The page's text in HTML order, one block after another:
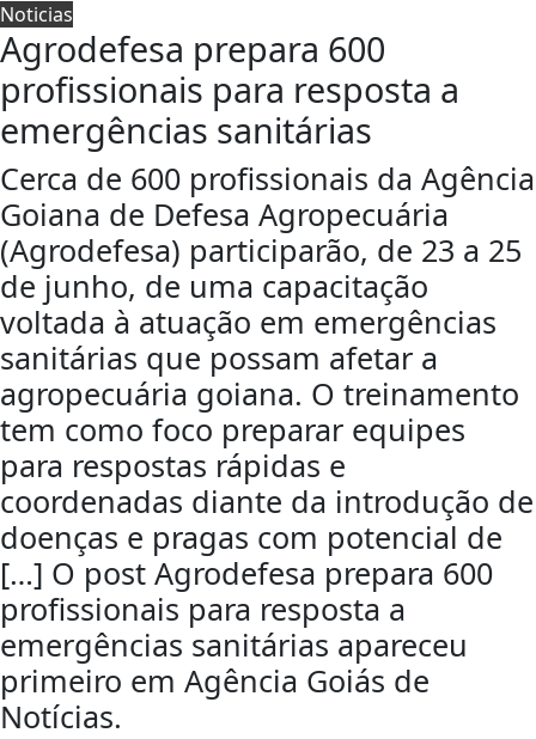
Noticias
Agrodefesa prepara 600
profissionais para resposta a
emergências sanitárias
Cerca de 600 profissionais da Agência
Goiana de Defesa Agropecuária
(Agrodefesa) participarão, de 23 a 25
de junho, de uma capacitação
voltada à atuação em emergências
sanitárias que possam afetar a
agropecuária goiana. O treinamento
tem como foco preparar equipes
para respostas rápidas e
coordenadas diante da introdução de
doenças e pragas com potencial de
[…] O post Agrodefesa prepara 600
profissionais para resposta a
emergências sanitárias apareceu
primeiro em Agência Goiás de
Notícias.